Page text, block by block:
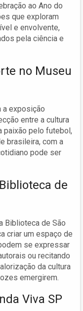
ao Ano do
que exploram
e envolvente,
pela ciência e
no Museu
a exposição
entre a cultura
paixão pelo futebol,
brasileira, com a
pode ser
de
Biblioteca de São
criar um espaço de
se expressar
ou recitando
da cultura
emergirem.
Viva SP